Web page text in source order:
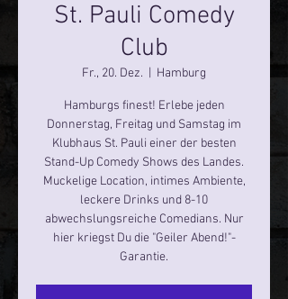
St. Pauli Comedy
Club
Fr., 20. Dez. Hamburg
Hamburgs finest! Erlebe jeden
Donnerstag, Freitag und Samstag im
Klubhaus St. Pauli einer der besten
Stand-Up Comedy Shows des Landes.
Muckelige Location, intimes Ambiente,
leckere Drinks und 8-10
abwechslungsreiche Comedians. Nur
hier kriegst Du die "Geiler Abend!"-
Garantie.